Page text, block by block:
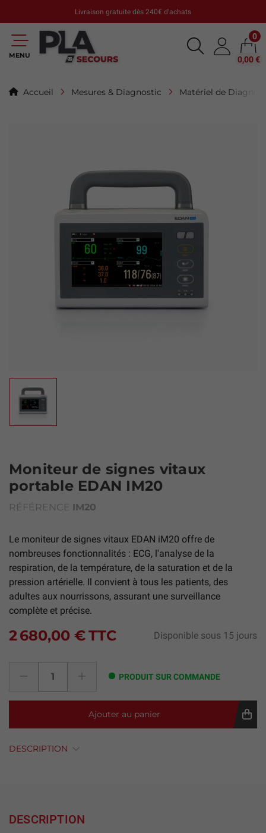
Livraison gratuite dès 240€ d'achats
MENU
0
0,00 €
Accueil Mesures & Diagnostic Matériel de
Moniteur de signes vitaux
portable EDAN IM20
RÉFÉRENCE IM20
Le moniteur de signes vitaux EDAN iM20 offre de
nombreuses fonctionnalités : ECG, l'analyse de la
respiration, de la température, de la saturation et de la
pression artérielle. Il convient à tous les patients, des
adultes aux nourrissons, assurant une surveillance
complète et précise.
2 680,00 €TTC Disponible sous 15 jours
PRODUIT SUR COMMANDE
Ajouter au panier
DESCRIPTION
DESCRIPTION